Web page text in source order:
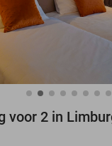
voor 2 in